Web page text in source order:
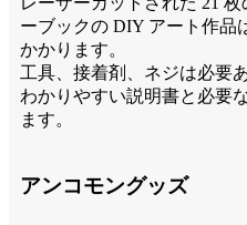
ーブックの DIY アート作品
かかります。
工具、接着剤、ネジは必要
わかりやすい説明書と必要
ます。
アンコモングッズ